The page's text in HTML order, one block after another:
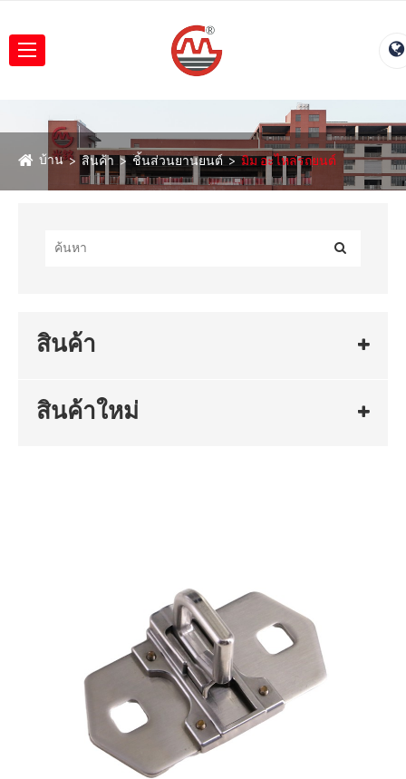
บ้าน สินค้า ชิ้นส่วนยานยนต์ มิม อะไหล่รถยนต์
สินค้า
สินค้าใหม่